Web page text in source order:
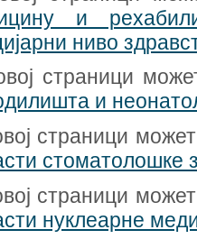
и
ниво
страници
и
страници
стоматолошке
страници
нуклеарне